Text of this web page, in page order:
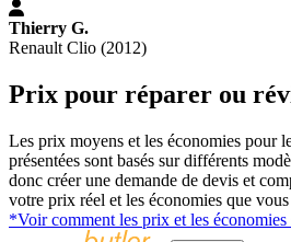
Thierry G.
Renault Clio (2012)
Prix pour réparer ou
Les prix moyens et les économies pour
présentées sont basés sur différents
donc créer une demande de devis et
votre prix réel et les économies que
*Voir comment les prix et les économies